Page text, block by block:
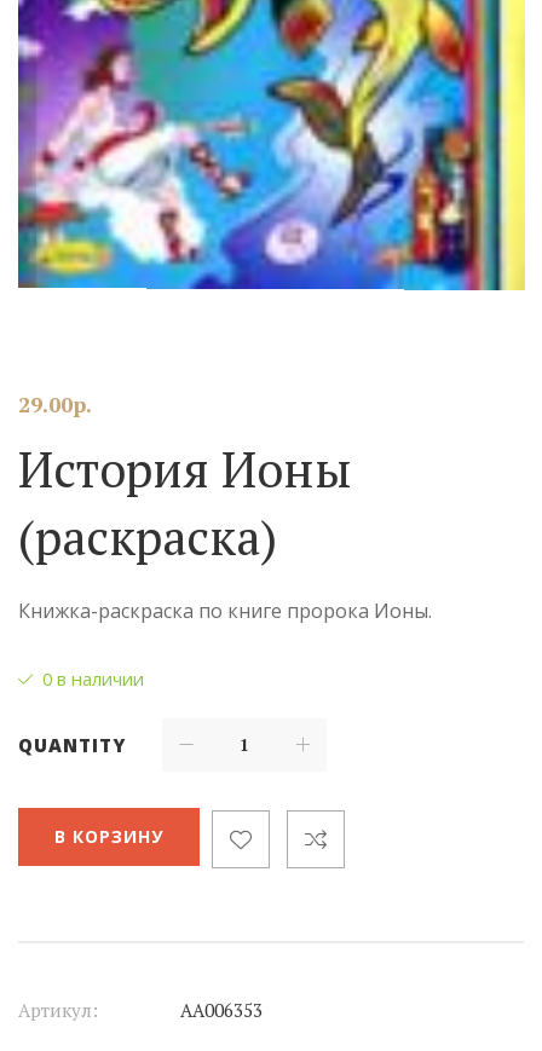
29.00р.
История Ионы
(раскраска)
Книжка-раскраска по книге пророка Ионы.
0 в наличии
QUANTITY
В КОРЗИНУ
Артикул: АА006353